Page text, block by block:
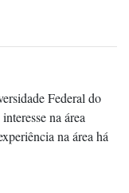
Federal do
na área
na área há